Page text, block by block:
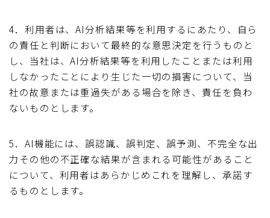
4．利用者は、AI分析結果等を利用するにあたり、自ら
の責任と判断において最終的な意思決定を行うものと
し、当社は、AI分析結果等を利用したことまたは利用
しなかったことにより生じた一切の損害について、当
社の故意または重過失がある場合を除き、責任を負わ
ないものとします。
5．AI機能には、誤認識、誤判定、誤予測、不完全な出
力その他の不正確な結果が含まれる可能性があること
について、利用者はあらかじめこれを理解し、承諾す
るものとします。